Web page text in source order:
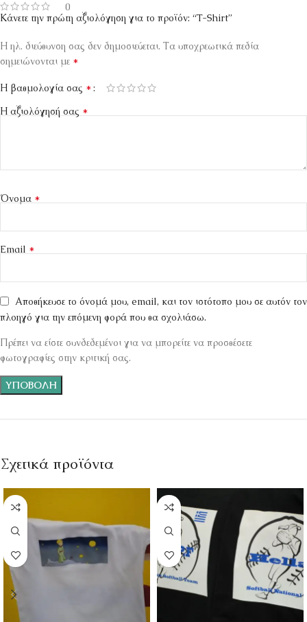
0
Κάνετε την πρώτη αξιολόγηση για το προϊόν: “T-Shirt”
Η ηλ. διεύθυνση σας δεν δημοσιεύεται. Τα υποχρεωτικά πεδία
σημειώνονται με *
Η βαθμολογία σας *
Η αξιολόγησή σας *
Όνομα *
Email *
Αποθήκευσε το όνομά μου, email, και τον ιστότοπο μου σε αυτόν τον
πλοηγό για την επόμενη φορά που θα σχολιάσω.
Πρέπει να είστε συνδεδεμένοι για να μπορείτε να προσθέσετε
φωτογραφίες στην κριτική σας.
Σχετικά προϊόντα